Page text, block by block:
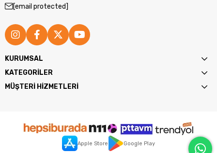
[email protected]
KURUMSAL
KATEGORİLER
MÜŞTERİ HİZMETLERİ
Apple Store Google Play